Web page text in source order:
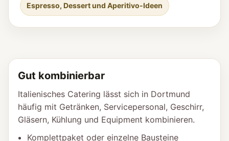
Espresso, Dessert und Aperitivo-Ideen
Gut kombinierbar
Italienisches Catering lässt sich in Dortmund
häufig mit Getränken, Servicepersonal, Geschirr,
Gläsern, Kühlung und Equipment kombinieren.
Komplettpaket oder einzelne Bausteine